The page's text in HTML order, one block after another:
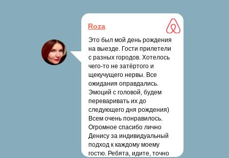
Это был мой день рождения
на выезде. Гости прилетели
с разных городов. Хотелось
чего-то не затёртого и
щекучущего нервы. Все
ожидания оправдались.
Эмоций с головой, будем
переваривать их до
следующего дня рождения)
Всем очень понравилось.
Огромное спасибо лично
Денису за индивидуальный
подход к каждому моему
гостю. Ребята, идите, точно
Roza